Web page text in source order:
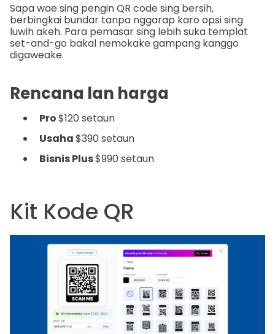
Sapa wae sing pengin QR code sing bersih,
berbingkai bundar tanpa nggarap karo opsi sing
luwih akeh. Para pemasar sing lebih suka templat
set-and-go bakal nemokake gampang kanggo
digaweake.
Rencana lan harga
Pro$120 setaun
Usaha$390 setaun
Bisnis Plus$990 setaun
Kit Kode QR